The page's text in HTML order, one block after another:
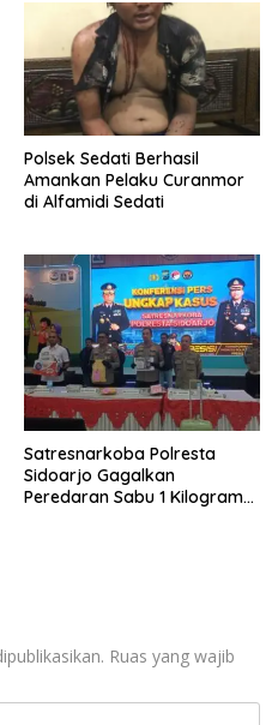
Polsek Sedati Berhasil
Amankan Pelaku Curanmor
di Alfamidi Sedati
Satresnarkoba Polresta
Sidoarjo Gagalkan
Peredaran Sabu 1 Kilogram
Ruas yang wajib